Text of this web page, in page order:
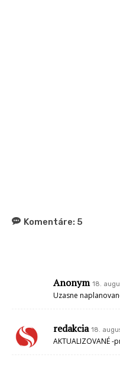
Komentáre: 5
Anonym 18.
Uzasne
redakcia 18.
AKTUALIZOVANÉ